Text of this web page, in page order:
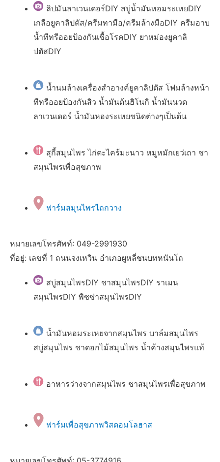
ลิปมันลาเวนเดอร์DIY สบู่น้ำมันหอมระเหยDIY
เกลือยูคาลิปตัส/ครีมทามือ/ครีมล้างมือDIY ครีมอาบ
น้ำทีทรีออยป้องกันเชื้อโรคDIY ยาหม่องยูคาลิ
ปตัสDIY
น้ำนมล้างเครื่องสำอางค์ยูคาลิปตัส โฟมล้างหน้า
ทีทรีออยป้องกันสิว น้ำมันต้นฮิโนกิ น้ำมันนวด
ลาเวนเดอร์ น้ำมันหองระเหยชนิดต่างๆเป็นต้น
สุกี้สมุนไพร ไก่ตะไคร้มะนาว หมูหมักเยว่เถา ชา
สมุนไพรเพื่อสุขภาพ
ฟาร์มสมุนไพรไถกวาง
หมายเลขโทรศัพท์: 049-2991930
ที่อยู่: เลขที่ 1 ถนนจงเหวิน อำเภอผูหลี่ชนบทหนันโถ
สบู่สมุนไพรDIY ชาสมุนไพรDIY ราเมน
สมุนไพรDIY พิซซ่าสมุนไพรDIY
น้ำมันหอมระเหยจากสมุนไพร บาล์มสมุนไพร
สบู่สมุนไพร ชาดอกไม้สมุนไพร น้ำค้างสมุนไพรแท้
อาหารว่างจากสมุนไพร ชาสมุนไพรเพื่อสุขภาพ
ฟาร์มเพื่อสุขภาพวิสดอมโลฮาส